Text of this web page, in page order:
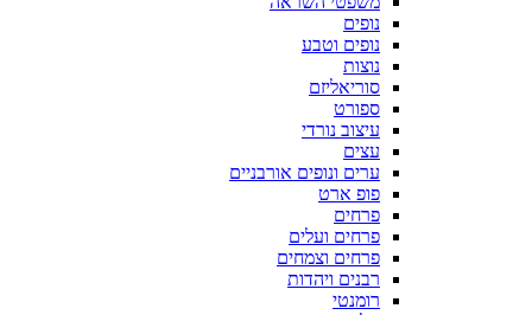
נופים
נופים וטבע
נוצות
סוריאליזם
ספורט
עיצוב נורדי
עצים
ערים ונופים אורבניים
פופ ארט
פרחים
פרחים ועלים
פרחים וצמחים
רבנים ויהדות
רומנטי